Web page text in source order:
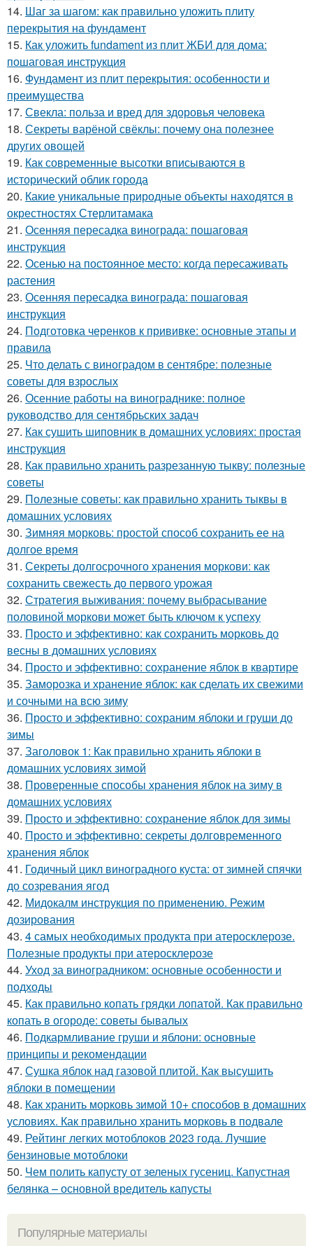
14. Шаг за шагом: как правильно уложить плиту
перекрытия на фундамент
15. Как уложить fundament из плит ЖБИ для дома:
пошаговая инструкция
16. Фундамент из плит перекрытия: особенности и
преимущества
17. Свекла: польза и вред для здоровья человека
18. Секреты варёной свёклы: почему она полезнее
других овощей
19. Как современные высотки вписываются в
исторический облик города
20. Какие уникальные природные объекты находятся в
окрестностях Стерлитамака
21. Осенняя пересадка винограда: пошаговая
инструкция
22. Осенью на постоянное место: когда пересаживать
растения
23. Осенняя пересадка винограда: пошаговая
инструкция
24. Подготовка черенков к прививке: основные этапы и
правила
25. Что делать с виноградом в сентябре: полезные
советы для взрослых
26. Осенние работы на винограднике: полное
руководство для сентябрьских задач
27. Как сушить шиповник в домашних условиях: простая
инструкция
28. Как правильно хранить разрезанную тыкву: полезные
советы
29. Полезные советы: как правильно хранить тыквы в
домашних условиях
30. Зимняя морковь: простой способ сохранить ее на
долгое время
31. Секреты долгосрочного хранения моркови: как
сохранить свежесть до первого урожая
32. Стратегия выживания: почему выбрасывание
половиной моркови может быть ключом к успеху
33. Просто и эффективно: как сохранить морковь до
весны в домашних условиях
34. Просто и эффективно: сохранение яблок в квартире
35. Заморозка и хранение яблок: как сделать их свежими
и сочными на всю зиму
36. Просто и эффективно: сохраним яблоки и груши до
зимы
37. Заголовок 1: Как правильно хранить яблоки в
домашних условиях зимой
38. Проверенные способы хранения яблок на зиму в
домашних условиях
39. Просто и эффективно: сохранение яблок для зимы
40. Просто и эффективно: секреты долговременного
хранения яблок
41. Годичный цикл виноградного куста: от зимней спячки
до созревания ягод
42. Мидокалм инструкция по применению. Режим
дозирования
43. 4 самых необходимых продукта при атеросклерозе.
Полезные продукты при атеросклерозе
44. Уход за виноградником: основные особенности и
подходы
45. Как правильно копать грядки лопатой. Как правильно
копать в огороде: советы бывалых
46. Подкармливание груши и яблони: основные
принципы и рекомендации
47. Сушка яблок над газовой плитой. Как высушить
яблоки в помещении
48. Как хранить морковь зимой 10+ способов в домашних
условиях. Как правильно хранить морковь в подвале
49. Рейтинг легких мотоблоков 2023 года. Лучшие
бензиновые мотоблоки
50. Чем полить капусту от зеленых гусениц. Капустная
белянка – основной вредитель капусты
Популярные материалы